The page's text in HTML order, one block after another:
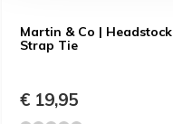
Martin & Co | Headstock
Strap Tie
€ 19,95